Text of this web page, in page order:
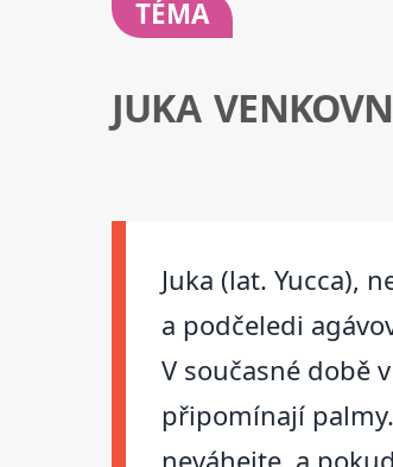
TÉMA
JUKA
Juka (lat. Yucca),
a podčeledi
V současné době
připomínají